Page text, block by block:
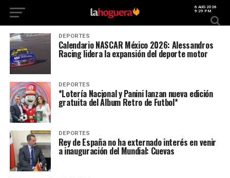
6 AUG 2026
9:29 PM
DEPORTES
Calendario NASCAR México 2026: Alessandros
Racing lidera la expansión del deporte motor
DEPORTES
*Lotería Nacional y Panini lanzan nueva edición
gratuita del Álbum Retro de Futbol*
DEPORTES
Rey de España no ha externado interés en venir
a inauguración del Mundial: Cuevas